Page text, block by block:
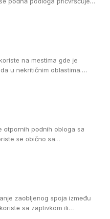
na mestima gde je
u nekritičnim oblastima.
otpornih podnih obloga sa
se obično sa
zaobljenog spoja između
sa zaptivkom ili